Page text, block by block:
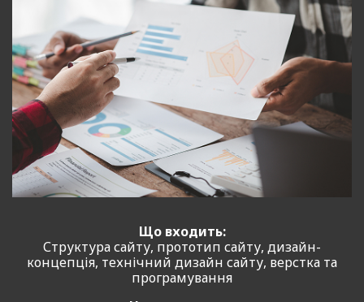
Що входить:
Структура сайту, прототип сайту, дизайн-
концепція, технічний дизайн сайту, верстка та
програмування